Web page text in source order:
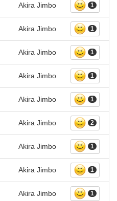
Akira Jimbo 1
Akira Jimbo 1
Akira Jimbo 1
Akira Jimbo 1
Akira Jimbo 1
Akira Jimbo 2
Akira Jimbo 1
Akira Jimbo 1
Akira Jimbo 1